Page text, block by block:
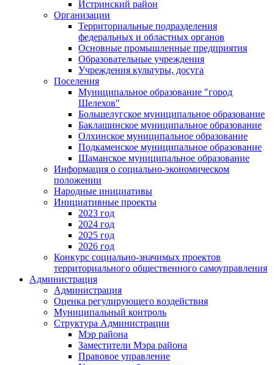
Истринский район
Организации
Территориальные подразделения
федеральных и областных органов
Основные промышленные предприятия
Образовательные учреждения
Учреждения культуры, досуга
Поселения
Муниципальное образование "город
Шелехов"
Большелугское муниципальное образование
Баклашинское муниципальное образование
Олхинское муниципальное образование
Подкаменское муниципальное образование
Шаманское муниципальное образование
Информация о социально-экономическом
положении
Народные инициативы
Инициативные проекты
2023 год
2024 год
2025 год
2026 год
Конкурс социально-значимых проектов
территориального общественного самоуправления
Администрация
Администрация
Оценка регулирующего воздействия
Муниципальный контроль
Структура Администрации
Мэр района
Заместители Мэра района
Правовое управление